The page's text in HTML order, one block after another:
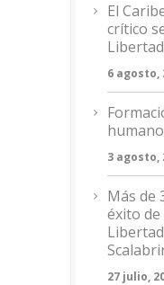
El
crítico
6 agosto,
3 agosto,
Más de
éxito
27 julio,